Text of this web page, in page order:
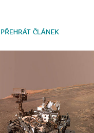
PŘEHRÁT ČLÁNEK